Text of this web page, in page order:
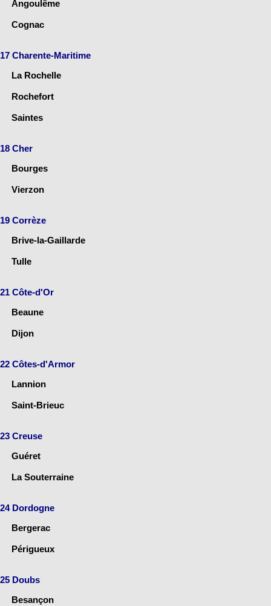
Angoulême
Cognac
17 Charente-Maritime
La Rochelle
Rochefort
Saintes
18 Cher
Bourges
Vierzon
19 Corrèze
Brive-la-Gaillarde
Tulle
21 Côte-d'Or
Beaune
Dijon
22 Côtes-d'Armor
Lannion
Saint-Brieuc
23 Creuse
Guéret
La Souterraine
24 Dordogne
Bergerac
Périgueux
25 Doubs
Besançon